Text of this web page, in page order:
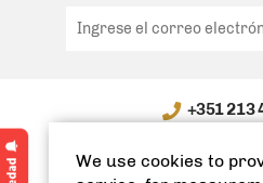
+351 213
We use cookies to